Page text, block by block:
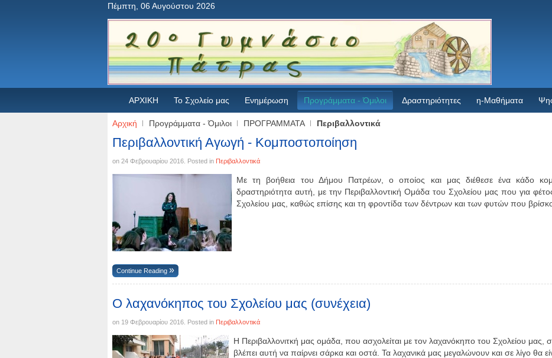
Πέμπτη, 06 Αυγούστου 2026
ΑΡΧΙΚΗ Το Σχολείο μας Ενημέρωση Προγράμματα - Όμιλοι Δραστηριότητες η-Μαθήματα
Αρχική Προγράμματα - Όμιλοι ΠΡΟΓΡΑΜΜΑΤΑ Περιβαλλοντικά
Περιβαλλοντική Αγωγή - Κομποστοποίηση
on 24 Φεβρουαρίου 2016 . Posted in Περιβαλλοντικά
Με τη βοήθεια του Δήμου Πατρέων, ο οποίος και μας διέθεσε ένα κάδο
δραστηριότητα αυτή, με την Περιβαλλοντική Ομάδα του Σχολείου μας που για
Σχολείου μας, καθώς επίσης και τη φροντίδα των δέντρων και των φυτών που
Continue Reading
Ο λαχανόκηπος του Σχολείου μας (συνέχεια)
on 19 Φεβρουαρίου 2016 . Posted in Περιβαλλοντικά
Η Περιβαλλονιτκή μας ομάδα, που ασχολείται με τον λαχανόκηπο του Σχολείου μας,
βλέπει αυτή να παίρνει σάρκα και οστά. Τα λαχανικά μας μεγαλώνουν και σε λίγο θα